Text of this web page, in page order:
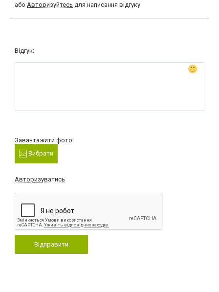
або Авторизуйтесь для написання відгуку
Відгук:
Завантажити фото:
Вибрати
Авторизуватись
Відправити